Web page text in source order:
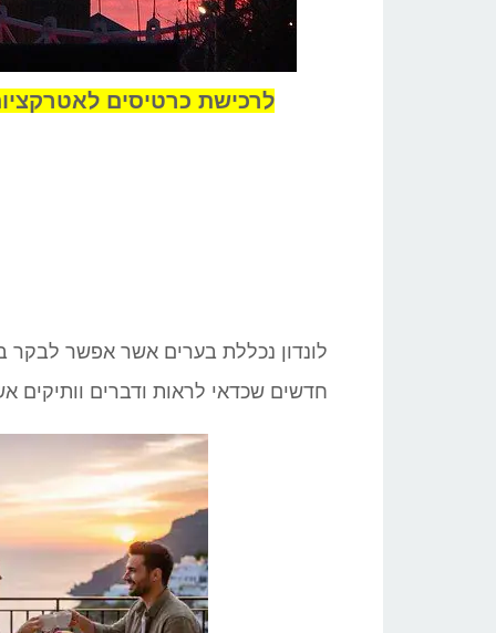
לרכישת כרטיסים לאטרקציות
לונדון נכללת בערים אשר אפשר לבקר
חדשים שכדאי לראות ודברים